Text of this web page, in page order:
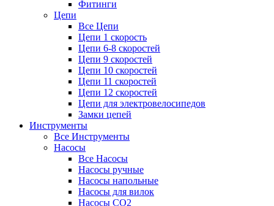
Фитинги
Цепи
Все Цепи
Цепи 1 скорость
Цепи 6-8 скоростей
Цепи 9 скоростей
Цепи 10 скоростей
Цепи 11 скоростей
Цепи 12 скоростей
Цепи для электровелосипедов
Замки цепей
Инструменты
Все Инструменты
Насосы
Все Насосы
Насосы ручные
Насосы напольные
Насосы для вилок
Насосы CO2